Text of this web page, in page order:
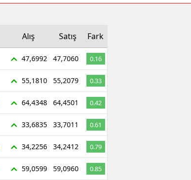
Alış Satış Fark
47,6992 47,7060 0.16
55,1810 55,2079 0.33
64,4348 64,4501
0.42
33,6835 33,7011 0.61
34,2256 34,2412 0.79
59,0599 59,0960 0.85